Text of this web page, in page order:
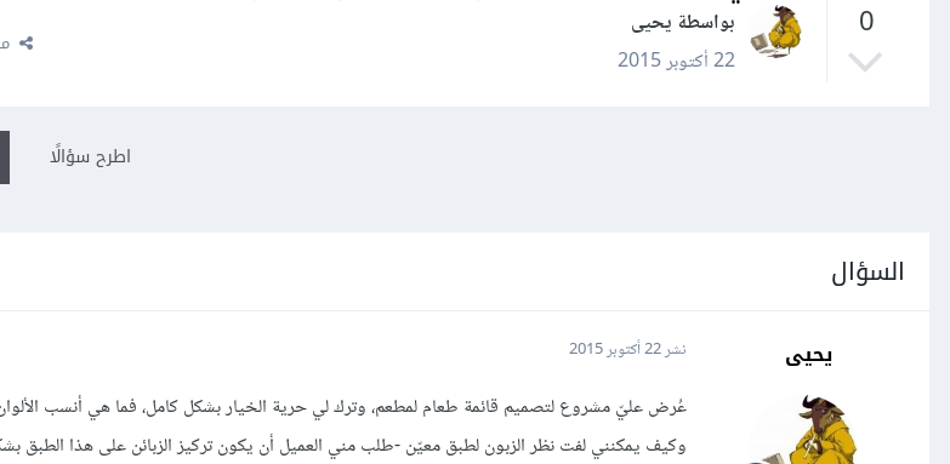
0
بواسطة يحيى
22 أكتوبر 2015
اطرح سؤالًا
السؤال
يحيى نشر22 أكتوبر 2015
عُرض عليّ مشروع لتصميم قائمة طعام لمطعم، وترك لي حرية الخيار بشكل كامل، فما هي أنسب
وكيف يمكنني لفت نظر الزبون لطبق معيّن -طلب مني العميل أن يكون تركيز الزبائن على هذا الطبق